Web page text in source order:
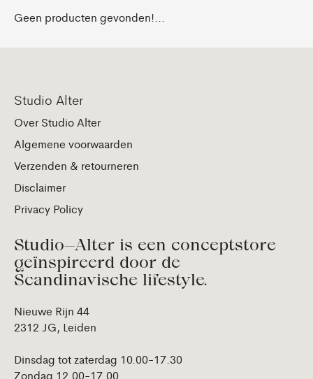
Geen producten gevonden!...
Studio Alter
Over Studio Alter
Algemene voorwaarden
Verzenden & retourneren
Disclaimer
Privacy Policy
Studio—Alter is een conceptstore
geïnspireerd door de
Scandinavische lifestyle.
Nieuwe Rijn 44
2312 JG, Leiden
Dinsdag tot zaterdag 10.00-17.30
Zondag 12.00-17.00